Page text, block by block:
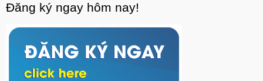
Đăng ký ngay hôm nay!